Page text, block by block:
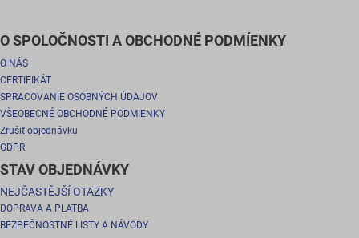
O SPOLOČNOSTI A OBCHODNÉ PODMÍENKY
O NÁS
CERTIFIKÁT
SPRACOVANIE OSOBNÝCH ÚDAJOV
VŠEOBECNÉ OBCHODNÉ PODMIENKY
Zrušiť objednávku
GDPR
STAV OBJEDNÁVKY
NEJČASTĚJŠÍ OTAZKY
DOPRAVA A PLATBA
BEZPEČNOSTNÉ LISTY A NÁVODY